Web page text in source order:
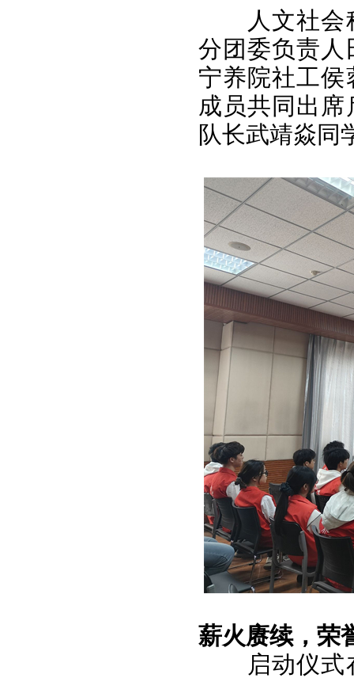
人文社
分团委负责人
宁养院社工
成员共同出
队长武靖焱同
薪火赓续，荣
启动仪